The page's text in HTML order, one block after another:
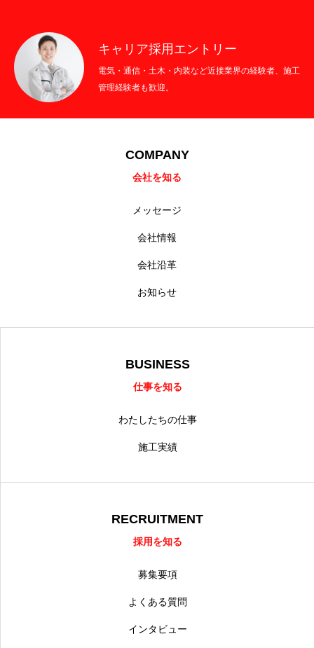
キャリア採用エントリー
電気・通信・土木・内装など近接業界の経験者、施工
管理経験者も歓迎。
COMPANY
会社を知る
メッセージ
会社情報
会社沿革
お知らせ
BUSINESS
仕事を知る
わたしたちの仕事
施工実績
RECRUITMENT
採用を知る
募集要項
よくある質問
インタビュー